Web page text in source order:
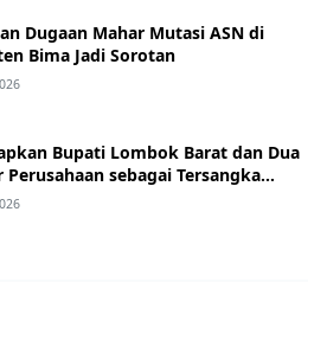
Dugaan Mahar Mutasi ASN di
Bima Jadi Sorotan
Bupati Lombok Barat dan Dua
sebagai Tersangka
Proyek